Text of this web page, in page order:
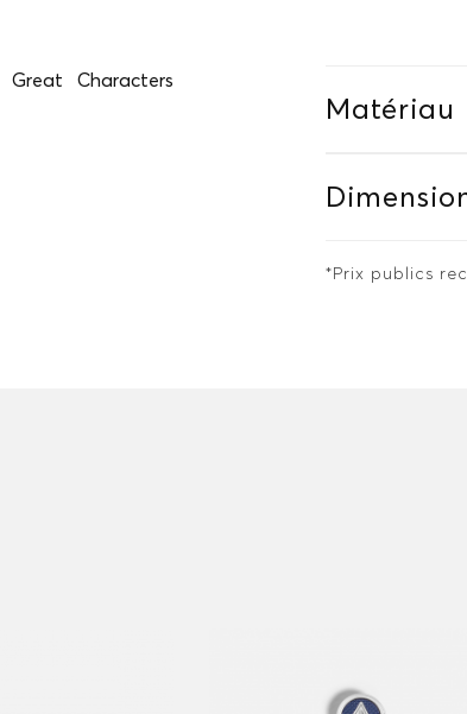
Characters
Matériau
*Prix publics